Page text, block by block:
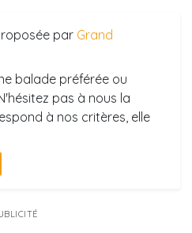
par Grand
balade préférée ou
pas à nous la
à nos critères, elle